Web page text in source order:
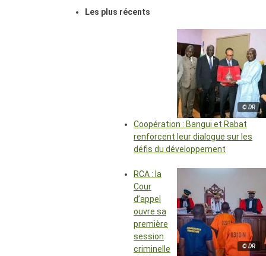
Les plus récents
© DR
Coopération : Bangui et Rabat
renforcent leur dialogue sur les
défis du développement
© DR
RCA : la
Cour
d’appel
ouvre sa
première
session
criminelle